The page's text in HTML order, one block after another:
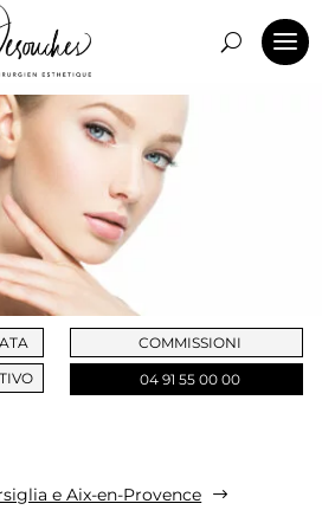
COMMISSIONI
04 91 55 00 00
e Aix-en-Provence $